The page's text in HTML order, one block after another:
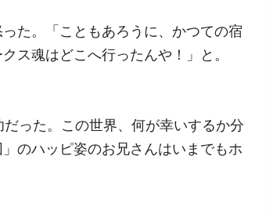
た。「こともあろうに、かつての宿
ス魂はどこへ行ったんや！」と。
った。この世界、何が幸いするか分
のハッピ姿のお兄さんはいまでもホ